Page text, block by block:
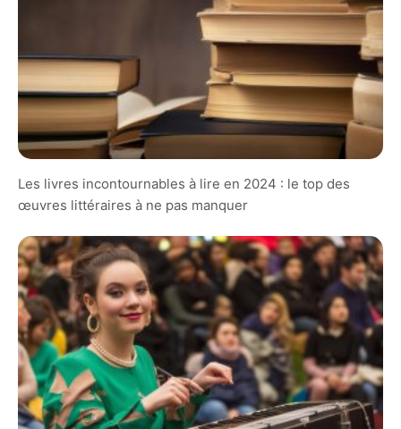
Les livres incontournables à lire en 2024 : le top des
œuvres littéraires à ne pas manquer